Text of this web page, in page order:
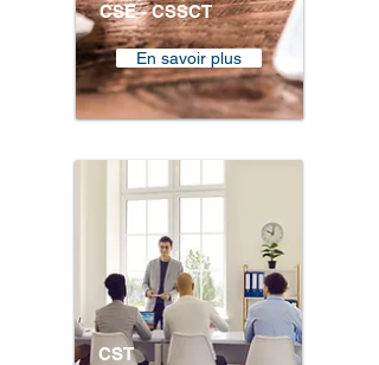
CSE - CSSCT
En savoir plus
CST